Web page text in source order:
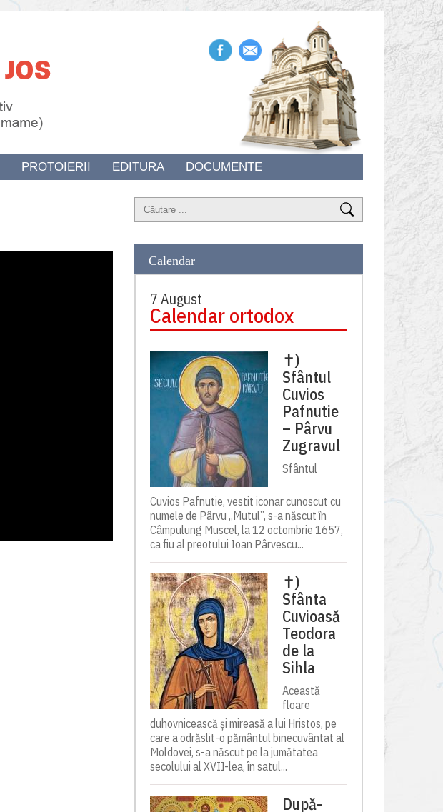
PROTOIERII EDITURA DOCUMENTE
Calendar
7 August
Calendar ortodox
✝)
Sfântul
Cuvios
Pafnutie
– Pârvu
Zugravul
Sfântul
Cuvios Pafnutie, vestit iconar cunoscut cu
numele de Pârvu „Mutul”, s-a născut în
Câmpulung Muscel, la 12 octombrie 1657,
ca fiu al preotului Ioan Pârvescu...
✝)
Sfânta
Cuvioasă
Teodora
de la
Sihla
Această
floare
duhovnicească și mireasă a lui Hristos, pe
care a odrăslit-o pământul binecuvântat al
Moldovei, s-a născut pe la jumătatea
secolului al XVII-lea, în satul...
După-